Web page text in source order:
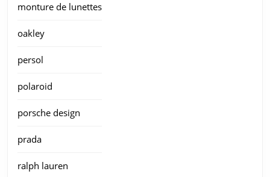
monture de lunettes
oakley
persol
polaroid
porsche design
prada
ralph lauren